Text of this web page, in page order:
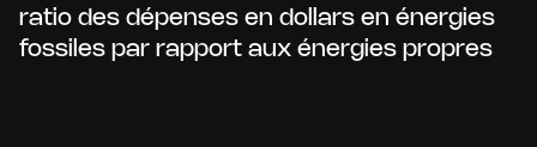
ratio des dépenses en dollars en énergies
fossiles par rapport aux énergies propres